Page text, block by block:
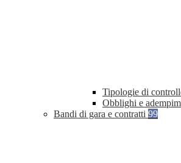
Tipologie di
Obblighi e
Bandi di gara e contratti 99